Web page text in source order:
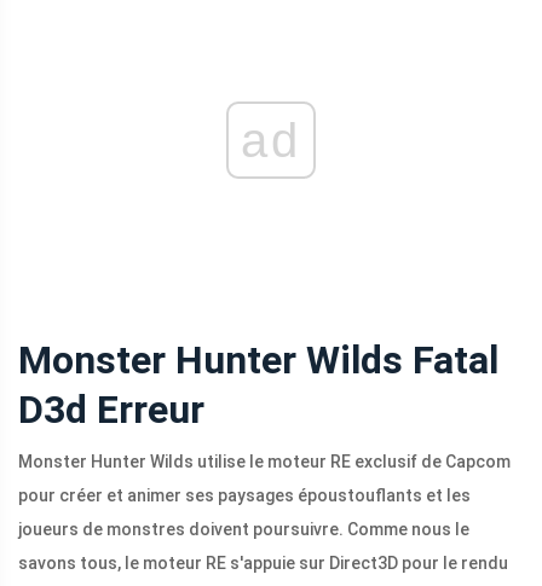
ad
Monster Hunter Wilds Fatal
D3d Erreur
Monster Hunter Wilds utilise le moteur RE exclusif de Capcom
pour créer et animer ses paysages époustouflants et les
joueurs de monstres doivent poursuivre. Comme nous le
savons tous, le moteur RE s'appuie sur Direct3D pour le rendu